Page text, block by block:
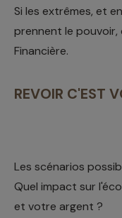
Si les extrêmes, et
prennent le pouvoir,
Financière.
REVOIR C'EST
Les scénarios
Quel impact sur
et votre argent ?